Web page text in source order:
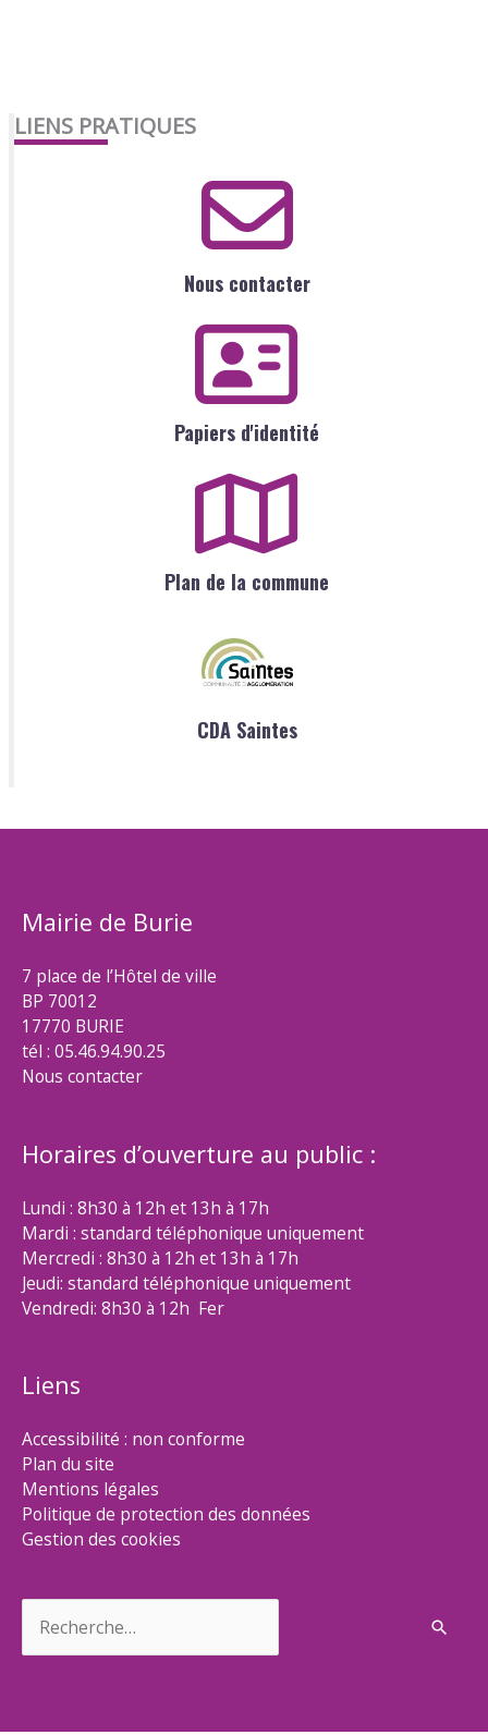
LIENS PRATIQUES
Nous contacter
Papiers d'identité
Plan de la commune
CDA Saintes
Mairie de Burie
7 place de l’Hôtel de ville
BP 70012
17770 BURIE
tél : 05.46.94.90.25
Nous contacter
Horaires d’ouverture au public :
Lundi : 8h30 à 12h et 13h à 17h
Mardi : standard téléphonique uniquement
Mercredi : 8h30 à 12h et 13h à 17h
Jeudi: standard téléphonique uniquement
Vendredi: 8h30 à 12h Fer
Liens
Accessibilité : non conforme
Plan du site
Mentions légales
Politique de protection des données
Gestion des cookies